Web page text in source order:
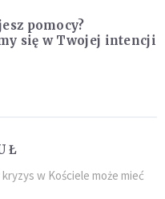
pomocy?
się w Twojej intencji
w Kościele może mieć